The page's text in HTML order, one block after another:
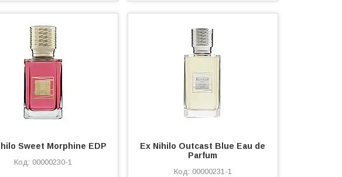
Sweet Morphine EDP
00000230-1
Ex Nihilo Outcast Blue Eau de
Parfum
00000231-1